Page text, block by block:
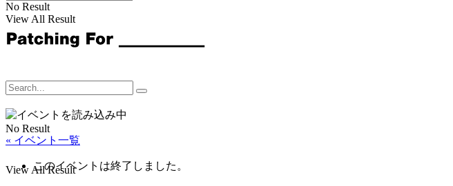
No Result
View All Result
No Result
View All Result
« イベント一覧
このイベントは終了しました。